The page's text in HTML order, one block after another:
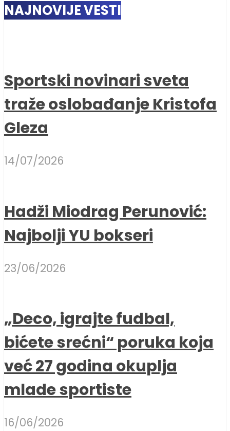
NAJNOVIJE VESTI
Sportski novinari sveta
traže oslobađanje Kristofa
Gleza
14/07/2026
Hadži Miodrag Perunović:
Najbolji YU bokseri
23/06/2026
„Deco, igrajte fudbal,
bićete srećni“ poruka koja
već 27 godina okuplja
mlade sportiste
16/06/2026